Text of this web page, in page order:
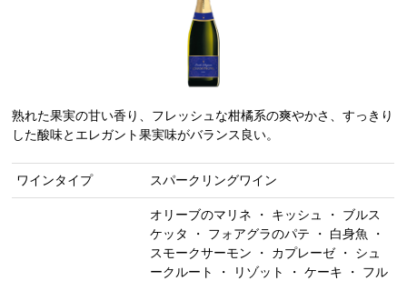
熟れた果実の甘い香り、フレッシュな柑橘系の爽やかさ、すっきり
した酸味とエレガント果実味がバランス良い。
ワインタイプ スパークリングワイン
オリーブのマリネ ・ キッシュ ・ ブルス
ケッタ ・ フォアグラのパテ ・ 白身魚 ・
スモークサーモン ・ カプレーゼ ・ シュ
ークルート ・ リゾット ・ ケーキ ・ フル